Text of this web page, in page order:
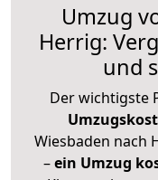
Umzug
Herrig:
und
Der wichtigste
Wiesbaden nach
–ein Umzug